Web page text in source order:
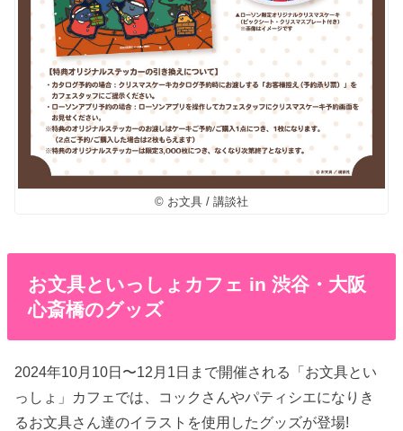
© お文具 / 講談社
お文具といっしょカフェ in 渋谷・大阪
心斎橋のグッズ
2024年10月10日〜12月1日まで開催される「お文具とい
っしょ」カフェでは、コックさんやパティシエになりき
るお文具さん達のイラストを使用したグッズが登場!